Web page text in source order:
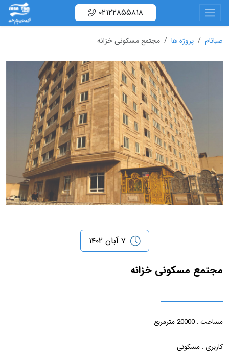
۰۲۱۲۲۸۵۵۸۱۸
صباتام پروژه ها مجتمع مسکونی خزانه
مجتمع مسکونی خزانه
۷ آبان ۱۴۰۲
مساحت : 20000 مترمربع
کاربری : مسکونی